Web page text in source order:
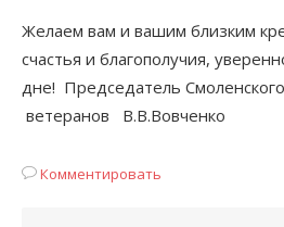
Желаем вам и вашим близким
счастья и благополучия,
дне! Председатель
ветеранов В.В.Вовченко
Комментировать